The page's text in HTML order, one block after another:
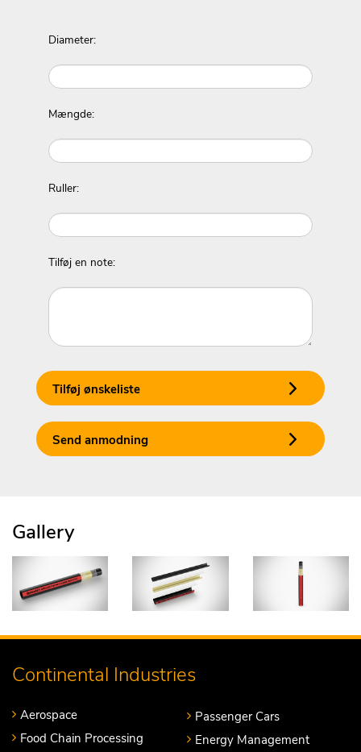
Diameter:
Mængde:
Ruller:
Tilføj en note:
Tilføj ønskeliste
Send anmodning
Gallery
Continental Industries
Aerospace
Food Chain Processing
Passenger Cars
Energy Management